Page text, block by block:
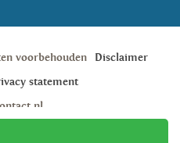
voorbehouden
Disclaimer
statement